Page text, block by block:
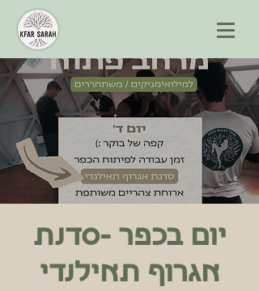
יום בכפר -סדנת
אגרוף תאילנדי